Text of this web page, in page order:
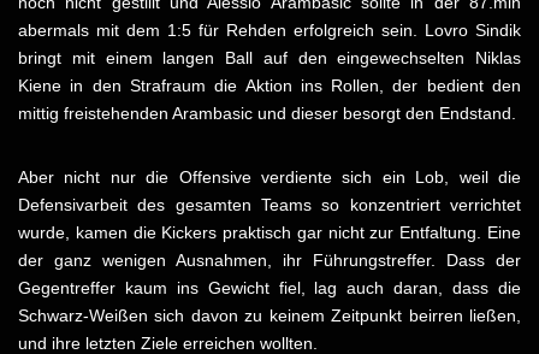
abermals mit dem 1:5 für Rehden erfolgreich sein. Lovro Sindik
bringt mit einem langen Ball auf den eingewechselten Niklas
Kiene in den Strafraum die Aktion ins Rollen, der bedient den
mittig freistehenden Arambasic und dieser besorgt den Endstand.
Aber nicht nur die Offensive verdiente sich ein Lob, weil die
Defensivarbeit des gesamten Teams so konzentriert verrichtet
wurde, kamen die Kickers praktisch gar nicht zur Entfaltung. Eine
der ganz wenigen Ausnahmen, ihr Führungstreffer. Dass der
Gegentreffer kaum ins Gewicht fiel, lag auch daran, dass die
Schwarz-Weißen sich davon zu keinem Zeitpunkt beirren ließen,
und ihre letzten Ziele erreichen wollten.